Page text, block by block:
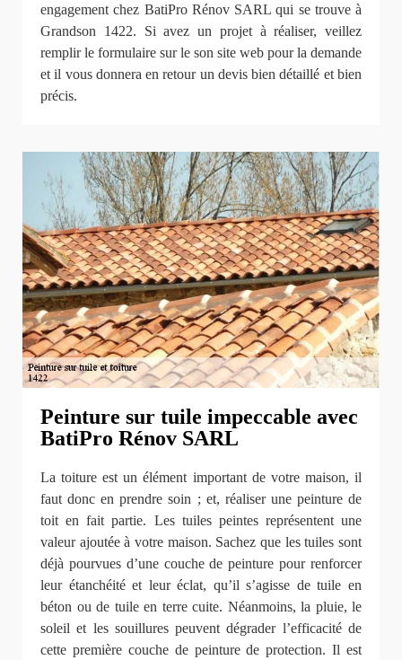
engagement chez BatiPro Rénov SARL qui se trouve à
Grandson 1422. Si avez un projet à réaliser, veillez
remplir le formulaire sur le son site web pour la demande
et il vous donnera en retour un devis bien détaillé et bien
précis.
Peinture sur tuile impeccable avec
BatiPro Rénov SARL
La toiture est un élément important de votre maison, il
faut donc en prendre soin ; et, réaliser une peinture de
toit en fait partie. Les tuiles peintes représentent une
valeur ajoutée à votre maison. Sachez que les tuiles sont
déjà pourvues d’une couche de peinture pour renforcer
leur étanchéité et leur éclat, qu’il s’agisse de tuile en
béton ou de tuile en terre cuite. Néanmoins, la pluie, le
soleil et les souillures peuvent dégrader l’efficacité de
cette première couche de peinture de protection. Il est